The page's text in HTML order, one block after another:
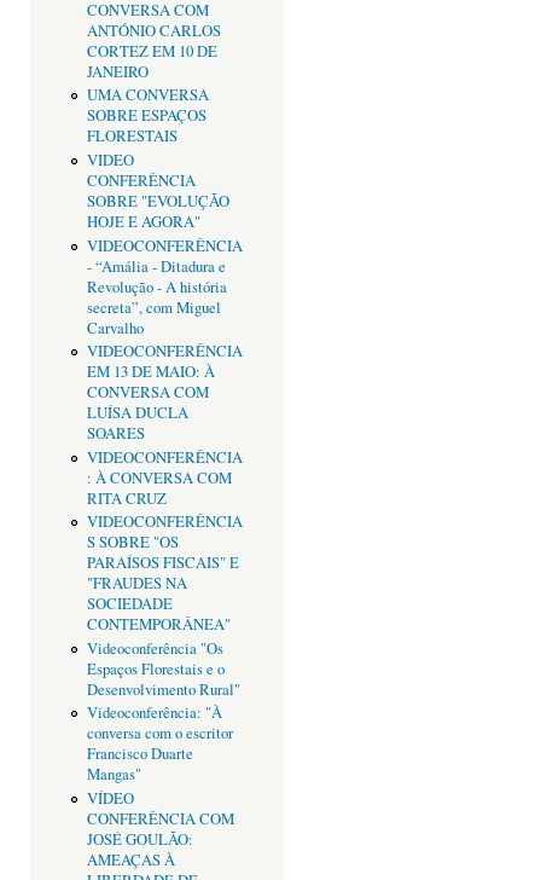
CONVERSA COM
ANTÓNIO CARLOS
CORTEZ EM 10 DE
JANEIRO
UMA CONVERSA
SOBRE ESPAÇOS
FLORESTAIS
VIDEO
CONFERÊNCIA
SOBRE "EVOLUÇÃO
HOJE E AGORA"
VIDEOCONFERÊNCIA
- “Amália - Ditadura e
Revolução - A história
secreta”, com Miguel
Carvalho
VIDEOCONFERÊNCIA
EM 13 DE MAIO: À
CONVERSA COM
LUÍSA DUCLA
SOARES
VIDEOCONFERÊNCIA
: À CONVERSA COM
RITA CRUZ
VIDEOCONFERÊNCIA
S SOBRE "OS
PARAÍSOS FISCAIS" E
"FRAUDES NA
SOCIEDADE
CONTEMPORÂNEA"
Videoconferência "Os
Espaços Florestais e o
Desenvolvimento Rural"
Videoconferência: "À
conversa com o escritor
Francisco Duarte
Mangas"
VÍDEO
CONFERÊNCIA COM
JOSÉ GOULÃO:
AMEAÇAS À